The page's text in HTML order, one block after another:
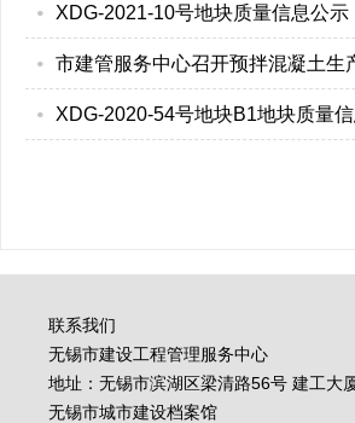
XDG-2021-10号地块质量信息公示
市建管服务中心召开预拌混凝土生
XDG-2020-54号地块B1地块质量
联系我们
无锡市建设工程管理服务中心
地址：无锡市滨湖区梁清路56号 建工大
无锡市城市建设档案馆